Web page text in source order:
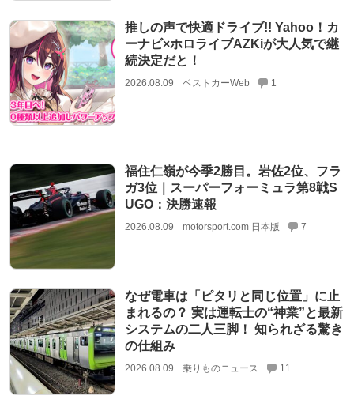
推しの声で快適ドライブ!! Yahoo！カ
ーナビ×ホロライブAZKiが大人気で継
続決定だと！
2026.08.09 ベストカーWeb 1
福住仁嶺が今季2勝目。岩佐2位、フラ
ガ3位｜スーパーフォーミュラ第8戦S
UGO：決勝速報
2026.08.09 motorsport.com 日本版 7
なぜ電車は「ピタリと同じ位置」に止
まれるの？ 実は運転士の“神業”と最新
システムの二人三脚！ 知られざる驚き
の仕組み
2026.08.09 乗りものニュース 11